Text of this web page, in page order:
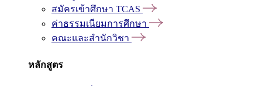
สมัครเข้าศึกษา TCAS
ค่าธรรมเนียมการศึกษา
คณะและสำนักวิชา
หลักสูตร